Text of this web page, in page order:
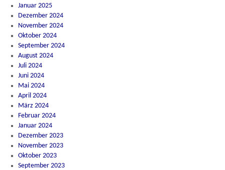
Januar 2025
Dezember 2024
November 2024
Oktober 2024
September 2024
August 2024
Juli 2024
Juni 2024
Mai 2024
April 2024
März 2024
Februar 2024
Januar 2024
Dezember 2023
November 2023
Oktober 2023
September 2023